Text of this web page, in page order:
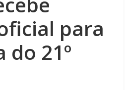
para
do 21º